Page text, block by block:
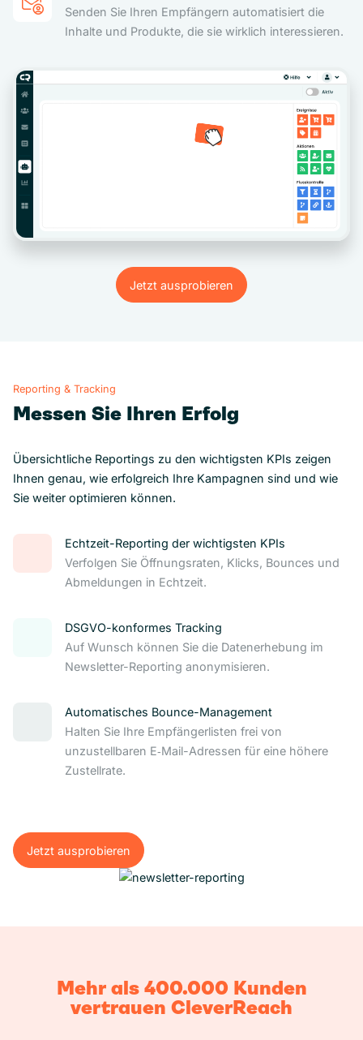
Senden Sie Ihren Empfängern automatisiert die
Inhalte und Produkte, die sie wirklich interessieren.
Jetzt ausprobieren
Jetzt ausprobieren
Reporting & Tracking
Messen Sie Ihren Erfolg
Übersichtliche Reportings zu den wichtigsten KPIs zeigen
Ihnen genau, wie erfolgreich Ihre Kampagnen sind und wie
Sie weiter optimieren können.
Echtzeit-Reporting der wichtigsten KPIs
Verfolgen Sie Öffnungsraten, Klicks, Bounces und
Abmeldungen in Echtzeit.
DSGVO-konformes Tracking
Auf Wunsch können Sie die Datenerhebung im
Newsletter-Reporting anonymisieren.
Automatisches Bounce-Management
Halten Sie Ihre Empfängerlisten frei von
unzustellbaren E‑Mail-Adressen für eine höhere
Zustellrate.
Jetzt ausprobieren
Jetzt ausprobieren
Mehr als 400.000 Kunden
vertrauen CleverReach